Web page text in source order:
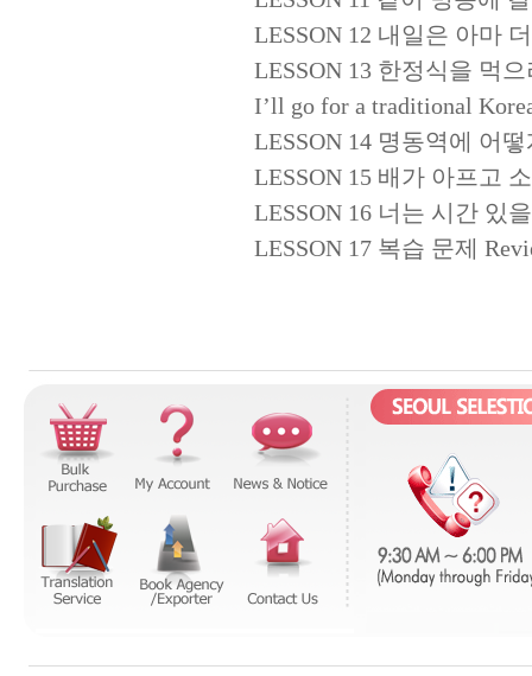
LESSON 12 내일은 아마
LESSON 13 한정식을 먹
I’ll go for a traditional
LESSON 14 명동역에 어
LESSON 15 배가 아프고
LESSON 16 너는 시간 있
LESSON 17 복습 문제